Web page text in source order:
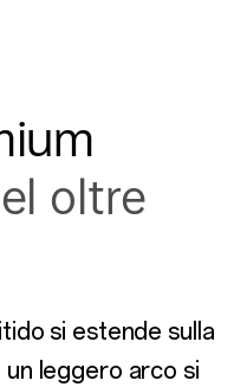
oltre
si estende sulla
leggero arco si